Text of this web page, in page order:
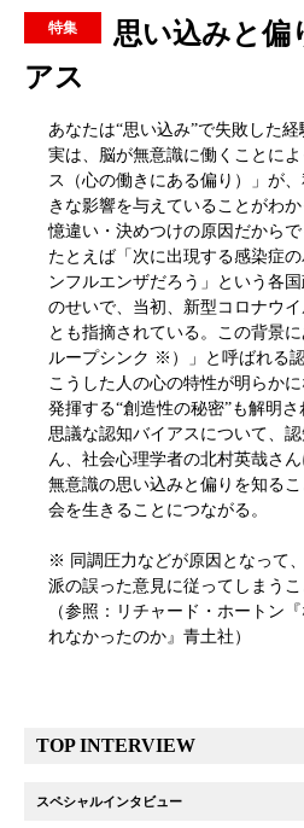
思い込みと偏
アス
あなたは“思い込み”で失敗した経
実は、脳が無意識に働くことに
ス（心の働きにある偏り）」が
きな影響を与えていることがわ
憶違い・決めつけの原因だからで
たとえば「次に出現する感染症
ンフルエンザだろう」という各
のせいで、当初、新型コロナウ
とも指摘されている。この背景
ループシンク ※）」と呼ばれる認
こうした人の心の特性が明らか
発揮する“創造性の秘密”も解明
思議な認知バイアスについて、
ん、社会心理学者の北村英哉さん
無意識の思い込みと偏りを知る
会を生きることにつながる。
※ 同調圧力などが原因となって
派の誤った意見に従ってしまうこ
（参照：リチャード・ホートン
れなかったのか』青土社）
TOP INTERVIEW
スペシャルインタビュー